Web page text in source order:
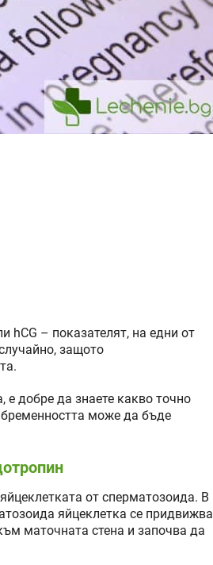
hCG – показателят, на едни от
защото
е добре да знаете какво точно
може да бъде
от сперматозоида. В
яйцеклетка се придвижва
маточната стена и започва да